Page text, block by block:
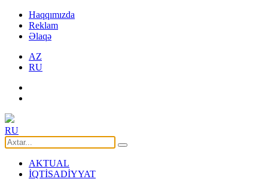
Haqqımızda
Reklam
Əlaqə
AZ
RU
RU
AKTUAL
İQTİSADİYYAT